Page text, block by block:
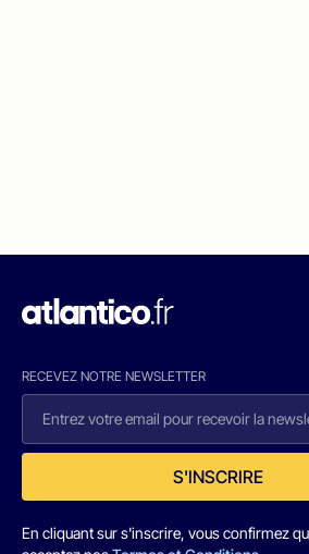
RECEVEZ NOTRE NEWSLETTER
S'INSCRIRE
En cliquant sur s'inscrire, vous confirmez